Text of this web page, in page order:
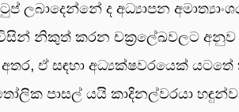
ද අධ්‍යාපන
විසින් නිකුත් කරන චක‍්‍රලේඛවලට
ඒ සඳහා අධ්‍යක්ෂවරයෙක්
පාසල් යයි කාදිනල්වරයා